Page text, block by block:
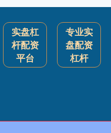
实盘杠
杆配资
平台
专业实
盘配资
杠杆